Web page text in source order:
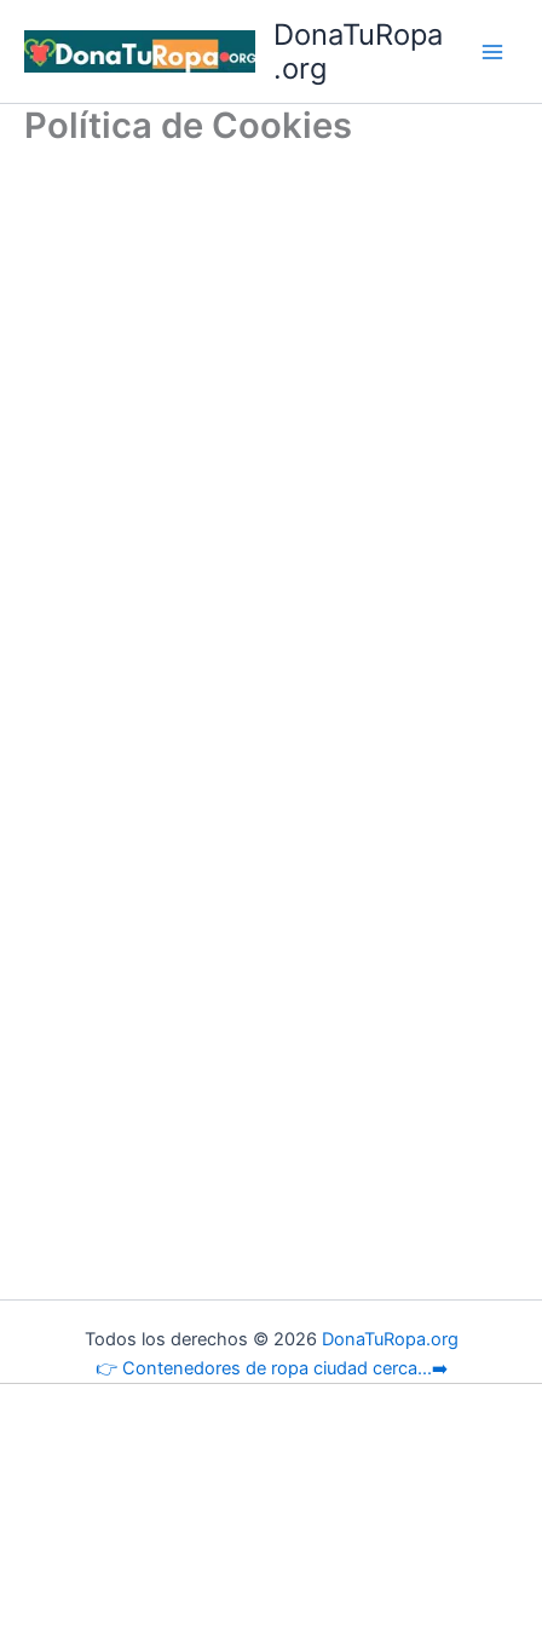
contenido
DonaTuRopa
.org
Política de Cookies
Todos los derechos © 2026 DonaTuRopa.org
👉 Contenedores de ropa ciudad cerca...➡️